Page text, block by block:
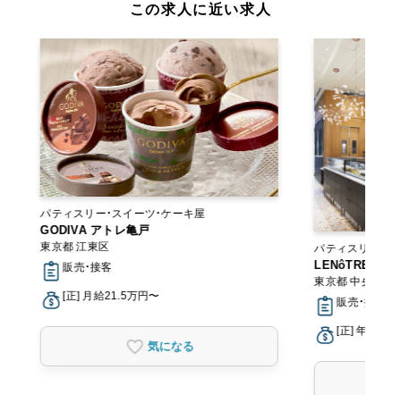
この求人に近い求人
パティスリー・スイーツ・ケーキ屋
GODIVA アトレ亀戸
東京都 江東区
販売・接客
[正] 月給21.5万円〜
気になる
パティスリー・ス
LENôTRE＜ル
東京都 中央区
販売・接客
[正] 年収300